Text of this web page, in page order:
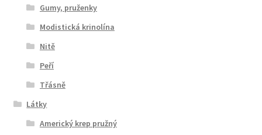
Gumy, pruženky
Modistická krinolína
Nitě
Peří
Třásně
Látky
Americký krep pružný